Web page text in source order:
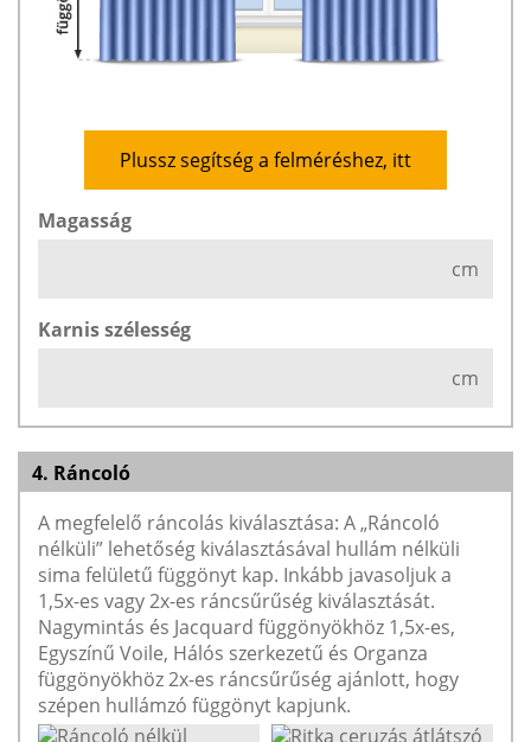
Plussz segítség a felméréshez, itt
Magasság
cm
Karnis szélesség
cm
4. Ráncoló
A megfelelő ráncolás kiválasztása: A „Ráncoló
nélküli” lehetőség kiválasztásával hullám nélküli
sima felületű függönyt kap. Inkább javasoljuk a
1,5x-es vagy 2x-es ráncsűrűség kiválasztását.
Nagymintás és Jacquard függönyökhöz 1,5x-es,
Egyszínű Voile, Hálós szerkezetű és Organza
függönyökhöz 2x-es ráncsűrűség ajánlott, hogy
szépen hullámzó függönyt kapjunk.